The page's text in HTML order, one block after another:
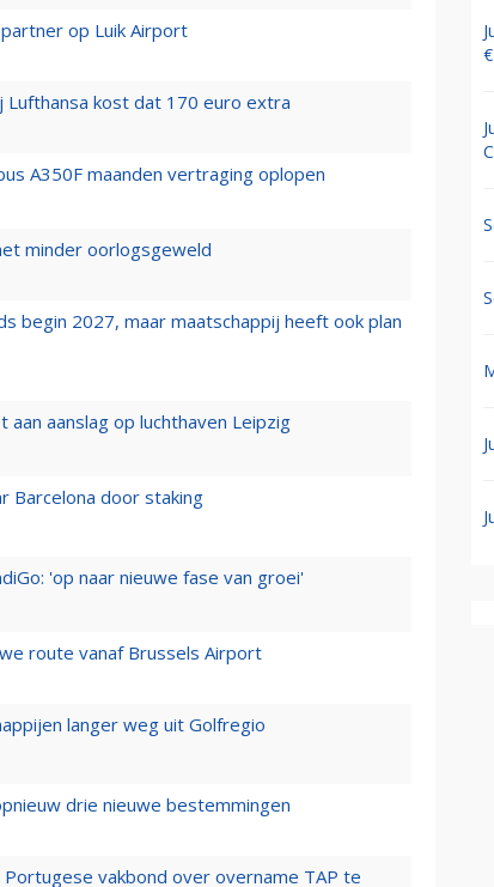
op Luik Airport
Lufthansa kost dat 170 euro extra
A350F maanden vertraging oplopen
minder oorlogsgeweld
begin 2027, maar maatschappij heeft ook plan
aanslag op luchthaven Leipzig
Barcelona door staking
'op naar nieuwe fase van groei'
route vanaf Brussels Airport
langer weg uit Golfregio
drie nieuwe bestemmingen
vakbond over overname TAP te